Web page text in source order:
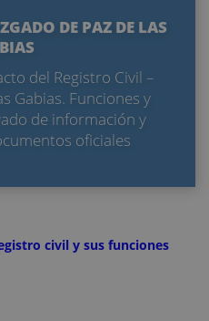
DE PAZ DE LAS
del Registro Civil –
Gabias. Funciones y
de información y
oficiales
civil y sus funciones